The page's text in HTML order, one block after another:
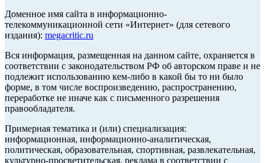
Доменное имя сайта в информационно-
телекоммуникационной сети «Интернет» (для сетевого
издания): megacritic.ru
Вся информация, размещенная на данном сайте, охраняется в
соответствии с законодательством РФ об авторском праве и не
подлежит использованию кем-либо в какой бы то ни было
форме, в том числе воспроизведению, распространению,
переработке не иначе как с письменного разрешения
правообладателя.
Примерная тематика и (или) специализация:
информационная, информационно-аналитическая,
политическая, образовательная, спортивная, развлекательная,
культурно-просветительская, реклама в соответствии с